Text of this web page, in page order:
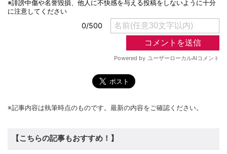
※記事内容は執筆時点のものです。最新の内容をご確認ください。
【こちらの記事もおすすめ！】